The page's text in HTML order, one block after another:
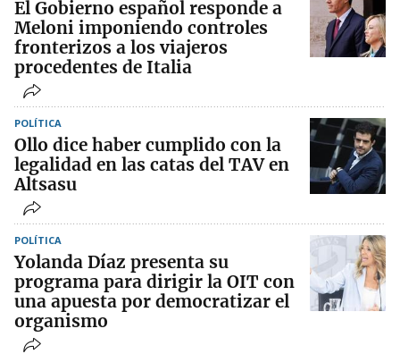
El Gobierno español responde a
Meloni imponiendo controles
fronterizos a los viajeros
procedentes de Italia
POLÍTICA
Ollo dice haber cumplido con la
legalidad en las catas del TAV en
Altsasu
POLÍTICA
Yolanda Díaz presenta su
programa para dirigir la OIT con
una apuesta por democratizar el
organismo